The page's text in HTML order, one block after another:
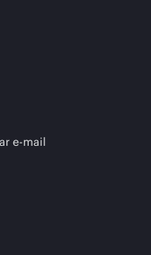
e-mail